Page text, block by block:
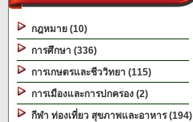
กฎหมาย (10)
การศึกษา (336)
การเกษตรและชีววิทยา (115)
การเมืองและการปกครอง (2)
กีฬา ท่องเที่ยว สุขภาพและอาหาร (194)